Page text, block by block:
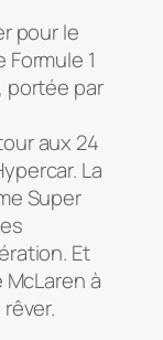
pour le
Formule 1
portée par
aux 24
La
Super
Et
McLaren à